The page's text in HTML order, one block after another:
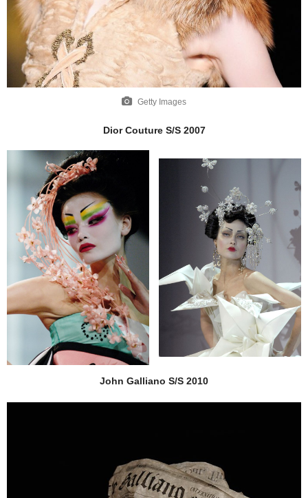
Getty Images
Dior Couture S/S 2007
John Galliano S/S 2010